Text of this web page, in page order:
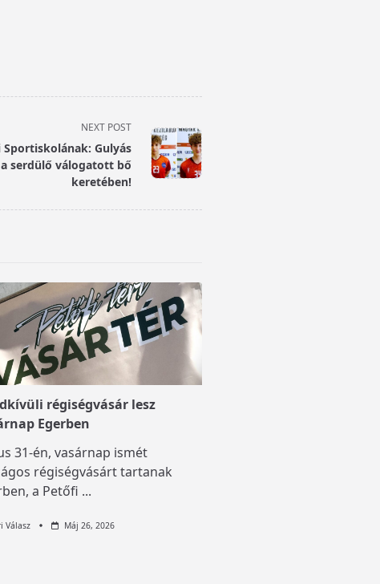
NEXT POST
Sportiskolának: Gulyás
a serdülő válogatott bő
keretében!
régiségvásár lesz
Egerben
31-én, vasárnap ismét
régiségvásárt tartanak
a Petőfi ...
Válasz Máj 26, 2026